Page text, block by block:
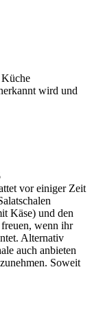
Küche
wird und
vor einiger Zeit
Käse) und den
wenn ihr
Alternativ
auch anbieten
Soweit